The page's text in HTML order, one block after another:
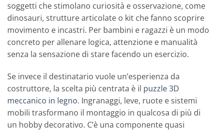
soggetti che stimolano curiosità e osservazione, come
dinosauri, strutture articolate o kit che fanno scoprire
movimento e incastri. Per bambini e ragazzi è un modo
concreto per allenare logica, attenzione e manualità
senza la sensazione di stare facendo un esercizio.
Se invece il destinatario vuole un’esperienza da
costruttore, la scelta più centrata è il puzzle 3D
meccanico in legno. Ingranaggi, leve, ruote e sistemi
mobili trasformano il montaggio in qualcosa di più di
un hobby decorativo. C’è una componente quasi